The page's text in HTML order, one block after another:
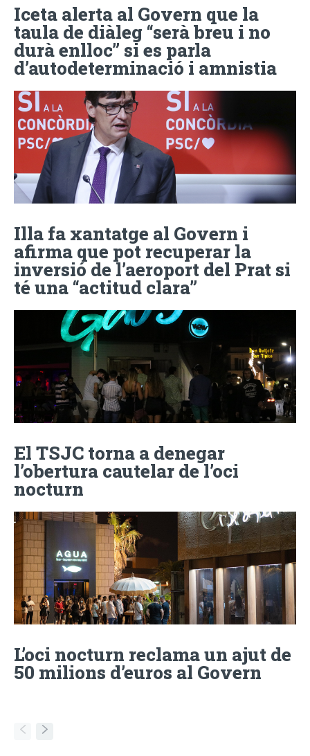
Iceta alerta al Govern que la
taula de diàleg “serà breu i no
durà enlloc” si es parla
d’autodeterminació i amnistia
Illa fa xantatge al Govern i
afirma que pot recuperar la
inversió de l’aeroport del Prat si
té una “actitud clara”
El TSJC torna a denegar
l’obertura cautelar de l’oci
nocturn
L’oci nocturn reclama un ajut de
50 milions d’euros al Govern